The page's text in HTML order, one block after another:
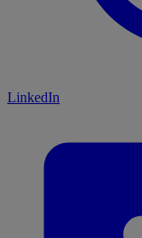
LinkedIn